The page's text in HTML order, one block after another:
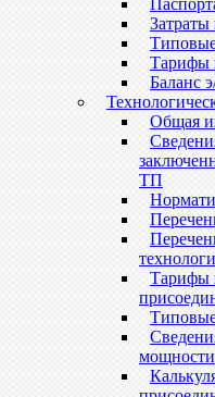
Затраты
Тарифы
Баланс
Общая
ТП
Тарифы
мощности